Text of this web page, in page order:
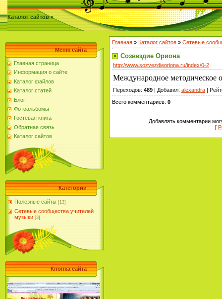
Каталог сайтов »
Меню сайта
Главная страница
Информация о сайте
Каталог файлов
Каталог статей
Блог
Фотоальбомы
Гостевая книга
Обратная связь
Каталог сайтов
Категории
Полезные сайты [13]
Сетевые сообщества учителей
музыки [3]
Кнопка сайта
Главная » Каталог сайтов » Сетевые
Созвездие Ориона
http://www.sozvezdieoriona.ru/index/0-2
Международное методическое
Переходов: 489 | Добавил: alexandra |
Всего комментариев: 0
Добавлять комментарии
[